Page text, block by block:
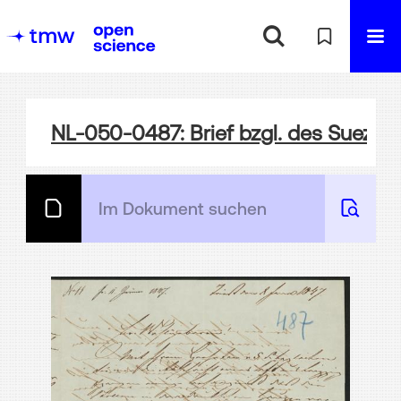
NL-050-0487: Brief bzgl. des